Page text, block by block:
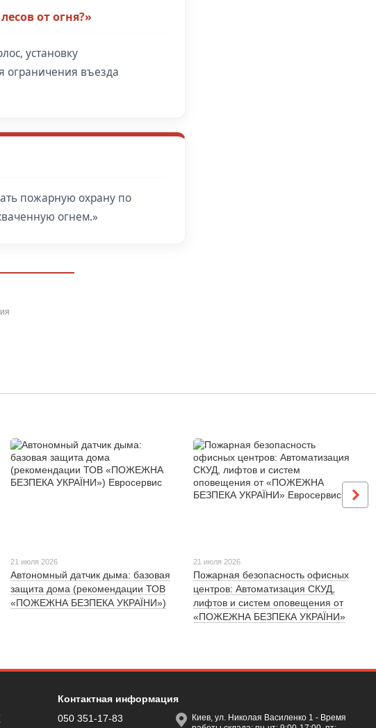
от огня?»
установку
ограничения въезда
пожарную охрану по
огнем.»
21 июля 2026
Автономный датчик дыма: базовая
защита дома (рекомендации ТОВ
«ПОЖЕЖНА БЕЗПЕКА УКРАЇНИ»)
21 июля 2026
Пожарная безопасность офисных
центров: Автоматизация СКУД,
лифтов и систем оповещения от
«ПОЖЕЖНА БЕЗПЕКА УКРАЇНИ»
Контактная информация
050 351-17-83
Киев, ул. Николая Василенко 1 - Время